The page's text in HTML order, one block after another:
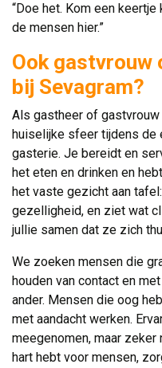
“Doe het. Kom een
de mensen hier.”
Ook gastvrouw
bij Sevagram?
Als gastheer of
huiselijke sfeer tijdens de
gasterie. Je bereidt en
het eten en drinken en
het vaste gezicht aan
gezelligheid, en ziet wat
jullie samen dat ze zich
We zoeken mensen die
houden van contact en
ander. Mensen die oog
met aandacht werken.
meegenomen, maar
hart hebt voor mensen,